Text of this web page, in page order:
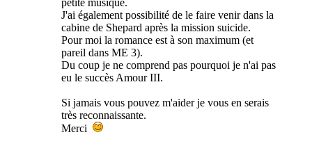
petite musique.
J'ai également possibilité de le faire venir dans la
cabine de Shepard après la mission suicide.
Pour moi la romance est à son maximum (et
pareil dans ME 3).
Du coup je ne comprend pas pourquoi je n'ai pas
eu le succès Amour III.
Si jamais vous pouvez m'aider je vous en serais
très reconnaissante.
Merci